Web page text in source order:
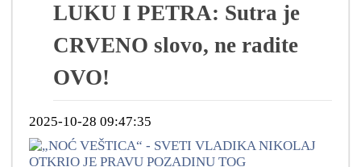
LUKU I PETRA: Sutra je
CRVENO slovo, ne radite
OVO!
2025-10-28 09:47:35